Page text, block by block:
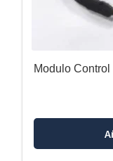
Modulo